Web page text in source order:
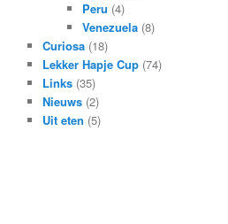
Peru (4)
Venezuela (8)
Curiosa (18)
Lekker Hapje Cup (74)
Links (35)
Nieuws (2)
Uit eten (5)